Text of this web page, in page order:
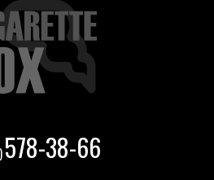
578-38-66